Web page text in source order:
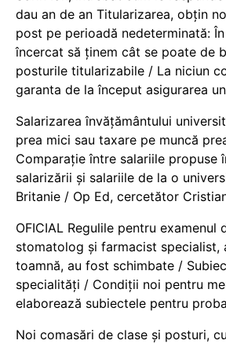
dau an de an Titularizarea, obțin
post pe perioadă nedeterminată:
încercat să ținem cât se poate de
posturile titularizabile / La niciun
garanta de la început asigurarea
Salarizarea învățământului
prea mici sau taxare pe muncă
Comparație între salariile propuse
salarizării și salariile de la o
Britanie / Op Ed, cercetător
OFICIAL Regulile pentru examenul
stomatolog și farmacist specialist,
toamnă, au fost schimbate /
specialități / Condiții noi pentru
elaborează subiectele pentru
Noi comasări de clase și posturi,